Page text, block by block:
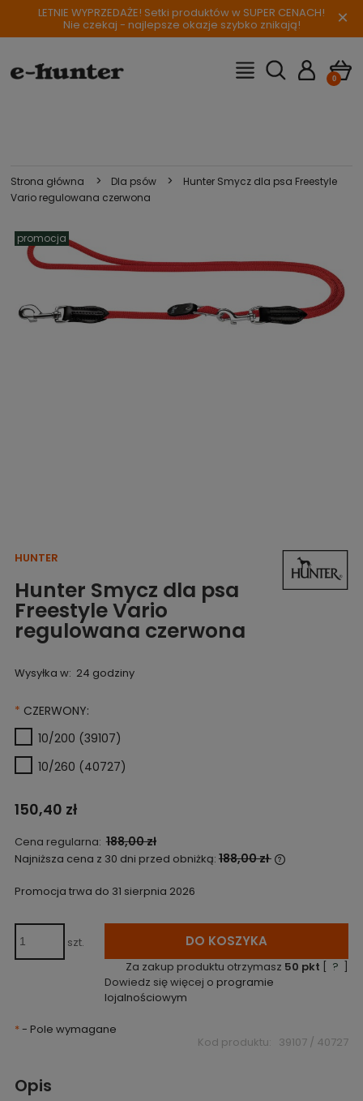
LETNIE WYPRZEDAŻE! Setki produktów w SUPER CENACH!
Nie czekaj - najlepsze okazje szybko znikają! ×
Strona główna > Dla psów >
Hunter Smycz dla psa Freestyle
Vario regulowana czerwona
promocja
HUNTER
Hunter Smycz dla psa
Freestyle Vario
regulowana czerwona
Wysyłka w: 24 godziny
* CZERWONY:
10/200 (39107)
10/260 (40727)
150,40 zł
Cena regularna: 188,00 zł
Najniższa cena z 30 dni przed obniżką: 188,00 zł
pojawił się w
Promocja trwa do 31 sierpnia 2026
szt. DO KOSZYKA
Za zakup produktu otrzymasz 50 pkt [ ? ]
Dowiedz się więcej o programie
lojalnościowym
*- Pole wymagane
Kod produktu: 39107 / 40727
Opis